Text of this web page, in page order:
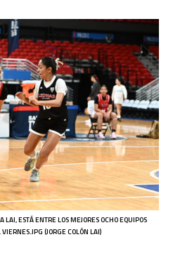
LAI, ESTÁ ENTRE LOS MEJORES OCHO EQUIPOS
(JORGE COLÓN LAI)